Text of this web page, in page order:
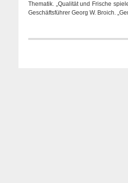
Thematik. „Qualität und Frische
Geschäftsführer Georg W. Broich.